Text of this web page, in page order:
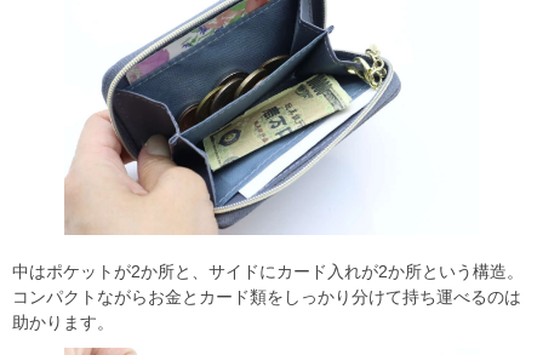
中はポケットが2か所と、サイドにカード入れが2か所という構造。
コンパクトながらお金とカード類をしっかり分けて持ち運べるのは
助かります。